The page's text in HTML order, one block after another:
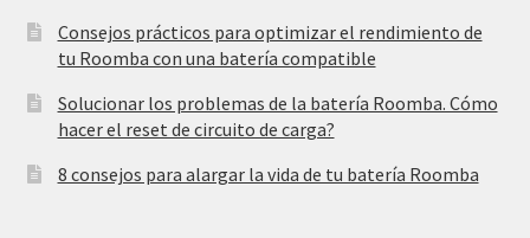
Consejos prácticos para optimizar el rendimiento de
tu Roomba con una batería compatible
Solucionar los problemas de la batería Roomba. Cómo
hacer el reset de circuito de carga?
8 consejos para alargar la vida de tu batería Roomba